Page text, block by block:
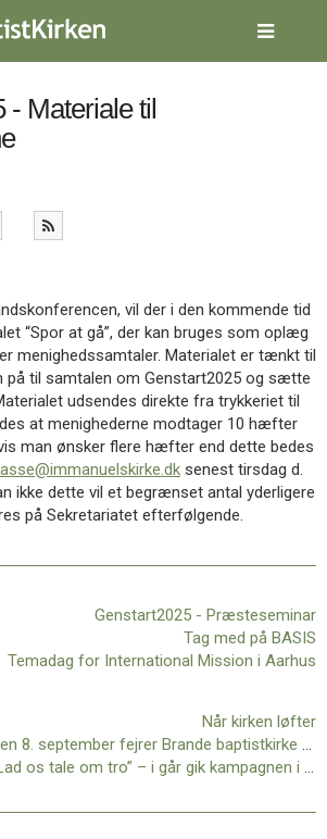
- Materiale til
vil der i den kommende tid
“Spor at gå”, der kan bruges som oplæg
menighedssamtaler. Materialet er tænkt til
på til samtalen om Genstart2025 og sætte
udsendes direkte fra trykkeriet til
at menighederne modtager 10 hæfter
man ønsker flere hæfter end dette bedes
senest tirsdag d.
ikke dette vil et begrænset antal yderligere
på Sekretariatet efterfølgende.
Genstart2025 - Præsteseminar
Tag med på BASIS
Temadag for International Mission i Aarhus
Når kirken løfter
Den 8. september fejrer Brande baptistkirke 50-års fødselsdag!
”Lad os tale om tro” – i går gik kampagnen i luften på de sociale medier